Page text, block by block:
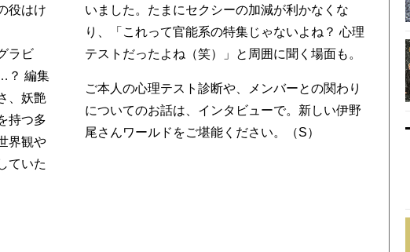
役はけ
ラビ
？ 編集
、妖艶
持つ多
界観や
ていた
いました。たまにセクシーの加減が利かなくな
り、「これって官能系の特集じゃないよね？ 心理
テストだったよね（笑）」と周囲に聞く場面も。
ご本人の心理テスト診断や、メンバーとの関わり
についてのお話は、インタビューで。新しい伊野
尾さんワールドをご堪能ください。（S）